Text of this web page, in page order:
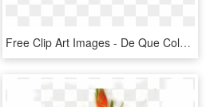
Free Clip Art Images - De Que Color Es El Triceratops, HD Png Download